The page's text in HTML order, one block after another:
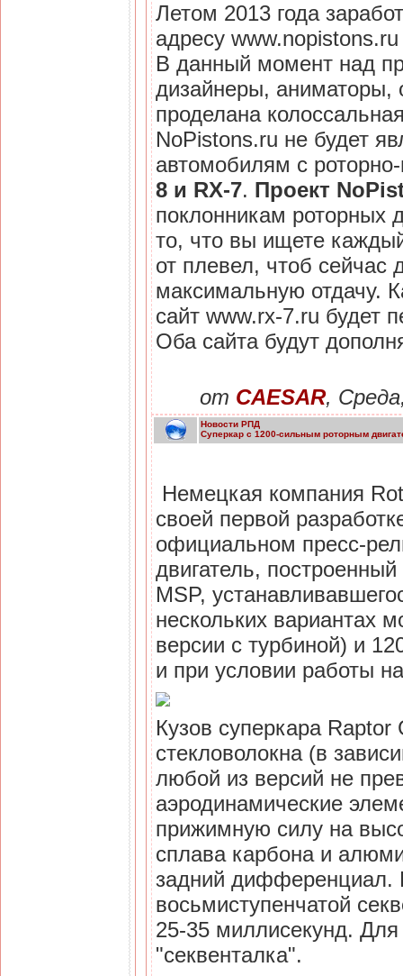
Летом 2013 года
адресу www.nopistons.ru
В данный момент над
дизайнеры, аниматоры,
проделана
NoPistons.ru не будет
автомобилям с
8 и RX-7. Проект
поклонникам роторных
то, что вы ищете
от плевел, чтоб сейчас
максимальную отдачу.
сайт www.rx-7.ru будет
Оба сайта будут
от CAESAR,
Новости РПД
Суперкар с 1200-сильным роторным
Немецкая компания
своей первой
официальном пресс-
двигатель,
MSP,
нескольких вариантах
версии с турбиной) и
и при условии работы
Кузов суперкара Raptor
стекловолокна (в
любой из версий не
аэродинамические
прижимную силу на
сплава карбона и
задний дифференциал.
восьмиступенчатой
25-35 миллисекунд. Для
"секвенталка".